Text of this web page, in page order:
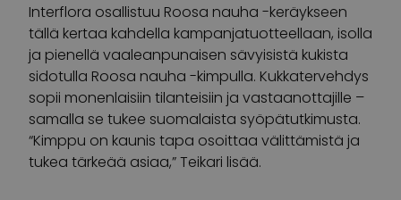
Interflora osallistuu Roosa nauha -keräykseen
tällä kertaa kahdella kampanjatuotteellaan, isolla
ja pienellä vaaleanpunaisen sävyisistä kukista
sidotulla Roosa nauha -kimpulla. Kukkatervehdys
sopii monenlaisiin tilanteisiin ja vastaanottajille –
samalla se tukee suomalaista syöpätutkimusta.
“Kimppu on kaunis tapa osoittaa välittämistä ja
tukea tärkeää asiaa,” Teikari lisää.